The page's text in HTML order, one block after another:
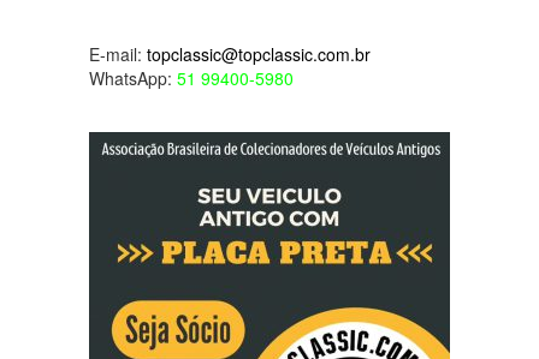
E-mail: topclassic@topclassic.com.br
WhatsApp: 51 99400-5980